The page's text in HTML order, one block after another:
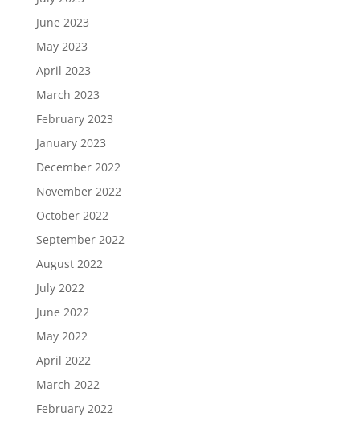
June 2023
May 2023
April 2023
March 2023
February 2023
January 2023
December 2022
November 2022
October 2022
September 2022
August 2022
July 2022
June 2022
May 2022
April 2022
March 2022
February 2022